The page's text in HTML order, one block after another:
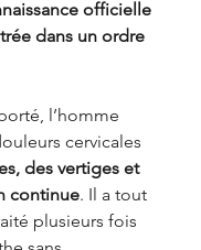
officielle
dans un ordre
l’homme
cervicales
des vertiges et
continue. Il a tout
plusieurs fois